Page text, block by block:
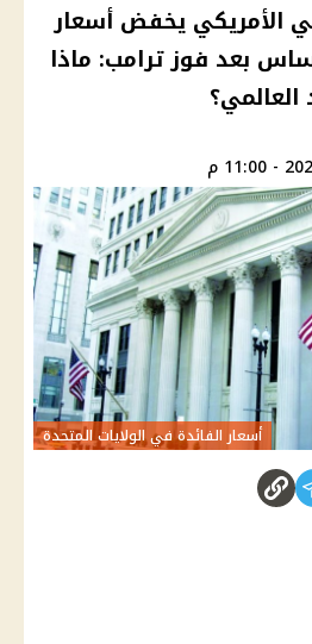
الأمريكي يخفض أسعار
نقطة أساس بعد فوز ترامب: ماذا
أسعار الفائدة في الولايات المتحدة